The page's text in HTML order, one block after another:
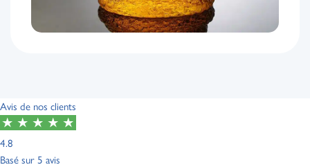
Avis de nos clients
4.8
Basé sur 5 avis